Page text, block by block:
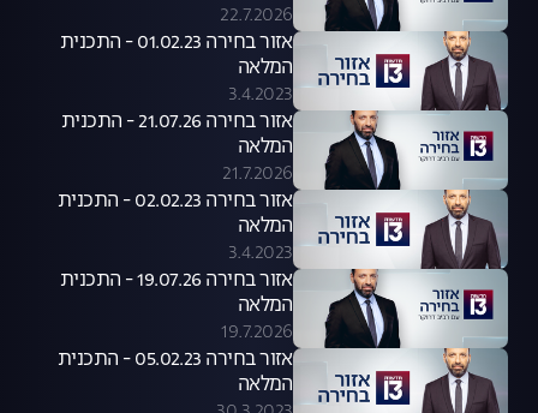
22.7.2026
אזור בחירה 01.02.23 - התכנית
המלאה
3.4.2023
אזור בחירה 21.07.26 - התכנית
המלאה
21.7.2026
אזור בחירה 02.02.23 - התכנית
המלאה
3.4.2023
אזור בחירה 19.07.26 - התכנית
המלאה
19.7.2026
אזור בחירה 05.02.23 - התכנית
המלאה